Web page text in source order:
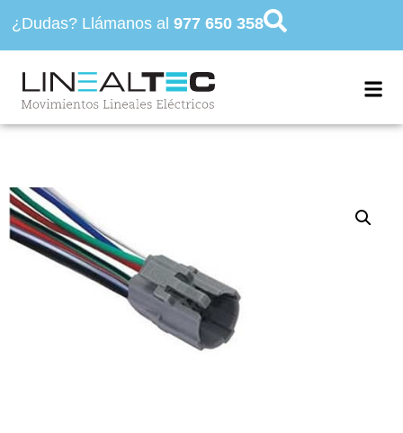
¿Dudas? Llámanos al 977 650 358